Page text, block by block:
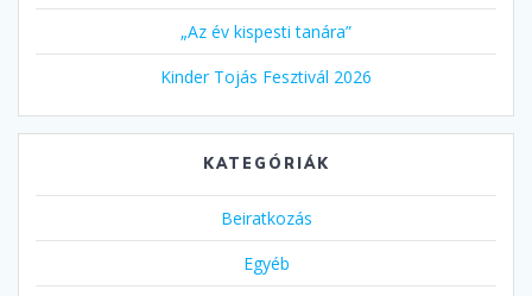
„Az év kispesti tanára”
Kinder Tojás Fesztivál 2026
KATEGÓRIÁK
Beiratkozás
Egyéb